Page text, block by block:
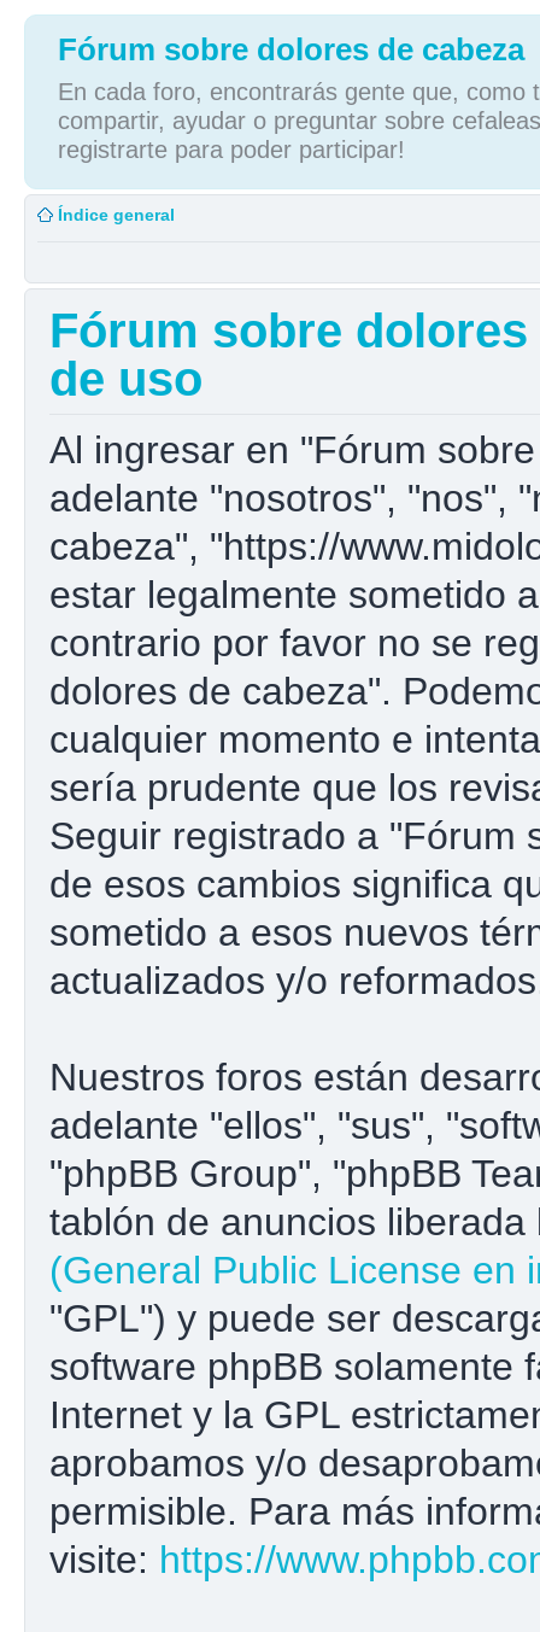
Fórum sobre dolores de cabeza
En cada foro, encontrarás gente que, como
compartir, ayudar o preguntar sobre
registrarte para poder participar!
Índice general
Fórum sobre
de uso
Al ingresar en "Fórum
adelante "nosotros", "nos",
cabeza", "https://
estar legalmente sometido
contrario por favor no se
dolores de cabeza".
cualquier momento e
sería prudente que los
Seguir registrado a "Fórum
de esos cambios significa
sometido a esos nuevos
actualizados y/o
Nuestros foros están
adelante "ellos", "sus",
"phpBB Group", "phpBB
tablón de anuncios liberada
(General Public License en
"GPL") y puede ser
software phpBB solamente
Internet y la GPL
aprobamos y/o
permisible. Para más
visite: https://